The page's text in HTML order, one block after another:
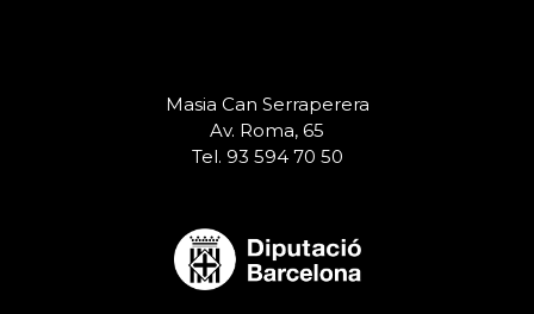
Masia Can Serraperera
Av. Roma, 65
Tel. 93 594 70 50